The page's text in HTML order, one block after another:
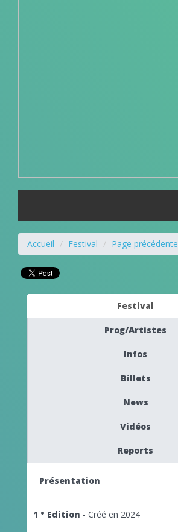
Accueil Festival Page précédente
Festival
Prog/Artistes
Infos
Billets
News
Vidéos
Reports
Présentation
1 ° Edition - Créé en 2024